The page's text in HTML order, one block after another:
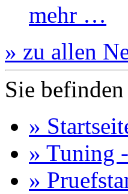
mehr …
» zu allen
Sie
»
» Tuning
»